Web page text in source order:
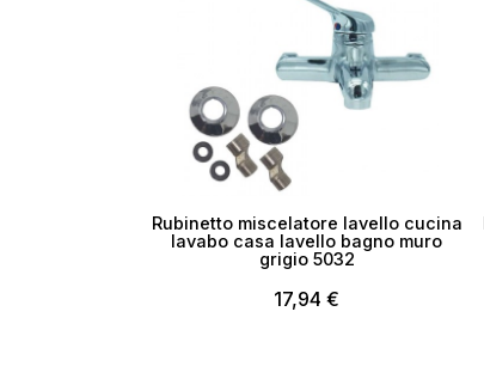
Rubinetto miscelatore lavello cucina
lavabo casa lavello bagno muro
grigio 5032
17,94 €